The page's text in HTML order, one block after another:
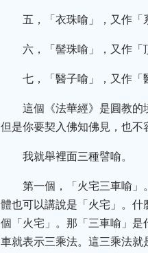
五，「衣珠喻」，又作「
六，「髻珠喻」，又作「
七，「醫子喻」，又作「
這個《法華經》是圓教的
但是你要契入佛知佛見，也不
我就舉裡面三種譬喻。
第一個，「火宅三車喻」
體也可以講說是「火宅」。
個「火宅」。那「三車喻」
車就表示三乘法。這三乘法